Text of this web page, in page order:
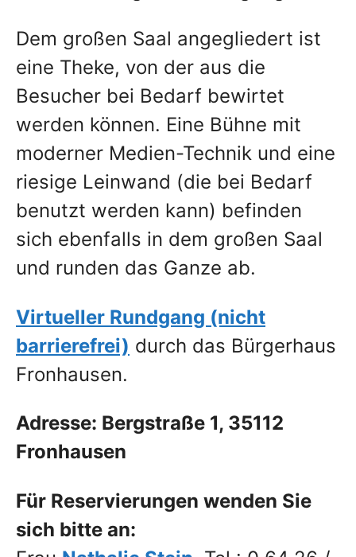
Dem großen Saal angegliedert ist
eine Theke, von der aus die
Besucher bei Bedarf bewirtet
werden können. Eine Bühne mit
moderner Medien-Technik und eine
riesige Leinwand (die bei Bedarf
benutzt werden kann) befinden
sich ebenfalls in dem großen Saal
und runden das Ganze ab.
Virtueller Rundgang (nicht
barrierefrei) durch das Bürgerhaus
Fronhausen.
Adresse: Bergstraße 1, 35112
Fronhausen
Für Reservierungen wenden Sie
sich bitte an: